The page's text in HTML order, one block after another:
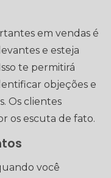
em vendas é
e esteja
te permitirá
objeções e
Os clientes
os escuta de fato.
você